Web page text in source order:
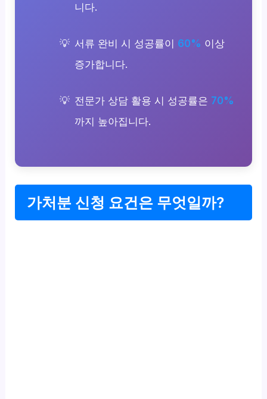
니다.
서류 완비 시 성공률이 60% 이상
증가합니다.
전문가 상담 활용 시 성공률은 70%
까지 높아집니다.
가처분 신청 요건은 무엇일까?